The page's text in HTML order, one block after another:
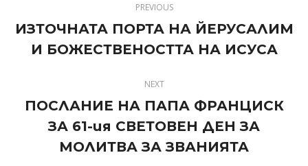
navigation
PREVIOUS
Previous
post:
ИЗТОЧНАТА ПОРТА НА ЙЕРУСАЛИМ
И БОЖЕСТВЕНОСТТА НА ИСУСА
NEXT
Next
post:
ПОСЛАНИЕ НА ПАПА ФРАНЦИСК
ЗА 61-ия СВЕТОВЕН ДЕН ЗА
МОЛИТВА ЗА ЗВАНИЯТА